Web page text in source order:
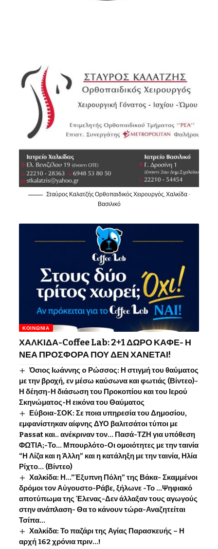
Σταύρος Καλατζής Ορθοπαιδικός Χειρουργός, Χαλκίδα -
Βασιλικό
ΚΟΙΝΩΝΊΑ
ΧΑΛΚΙΔΑ-Coffee Lab: 2+1 ΔΩΡΟ ΚΑΦΕ- Η
ΝΕΑ ΠΡΟΣΦΟΡΑ ΠΟΥ ΔΕΝ ΧΑΝΕΤΑΙ!
Όσιος Ιωάννης o Ρώσσος: Η στιγμή του θαύματος
με την βροχή, εν μέσω καύσωνα και φωτιάς (Βίντεο)-
Η δέηση-Η διάσωση του Προκοπίου και του Ιερού
Σκηνώματος-Η εικόνα του Θαύματος
Εύβοια-ΣΟΚ: Σε ποια υπηρεσία του Δημοσίου,
εμφανίστηκαν αίφνης ΔΥΟ βαλιτσάτοι τύποι με
Passat και.. ανέκριναν τον… Πασά-ΤΖΗ για υπόθεση
ΦΩΤΙΑ;-Το… Μπουρλότο-Οι ομοιότητες με την ταινία
“Η Λίζα και η Άλλη” και η κατάληξη με την ταινία, Ηλία
Ρίχτο… (Βίντεο)
Χαλκίδα: Η…”Έξυπνη Πόλη” της Βάκα- Σκαμμένοι
δρόμοι τον Αύγουστο-Ράβε, ξήλωνε -Το …Ψηφιακό
αποτύπωμα της Έλενας-Δεν άλλαξαν τους αγωγούς
στην ανάπλαση- Θα το κάνουν τώρα-Αναζητείται
Τσίπα…
Χαλκίδα: Το παζάρι της Αγίας Παρασκευής – Η
αρχή 162 χρόνια πριν…!